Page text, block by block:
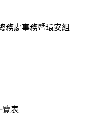
務處事務暨環安組
覽表